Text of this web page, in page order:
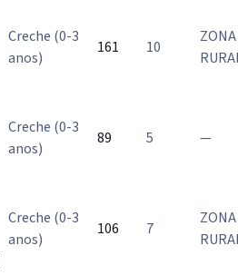
Creche (0-3
anos)
161 10
ZONA
Creche (0-3
anos)
89 5 —
Creche (0-3
anos)
106 7
ZONA